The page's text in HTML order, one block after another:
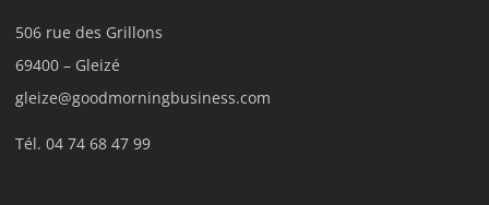
506 rue des Grillons
69400 – Gleizé
gleize@goodmorningbusiness.com
Tél.04 74 68 47 99